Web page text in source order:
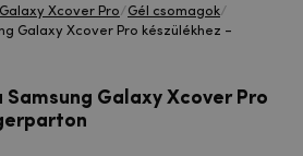
Galaxy Xcover Pro/Gél csomagok/
Galaxy Xcover Pro készülékhez -
Galaxy Xcover Pro